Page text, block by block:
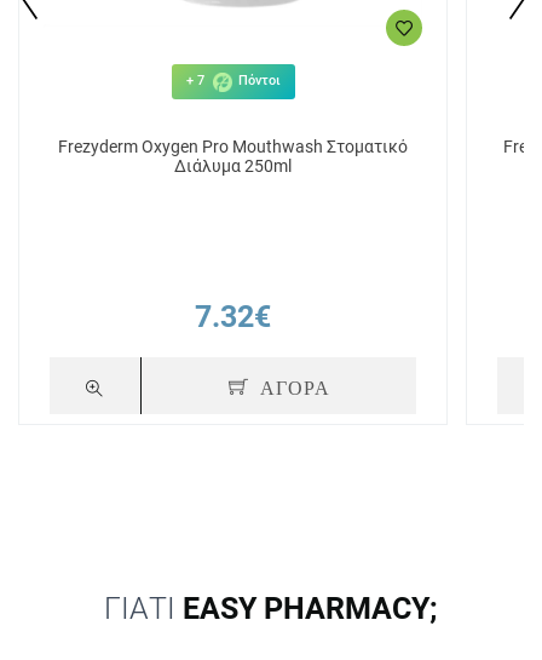
+ 7 Πόντοι
Frezyderm Oxygen Pro Mouthwash Στοματικό
Διάλυμα 250ml
7.32€
ΑΓΟΡΑ
ΓΙΑΤΙ EASY PHARMACY;